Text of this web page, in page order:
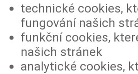
technické cookies,
fungování našich
funkční cookies,
našich stránek
analytické cookies,